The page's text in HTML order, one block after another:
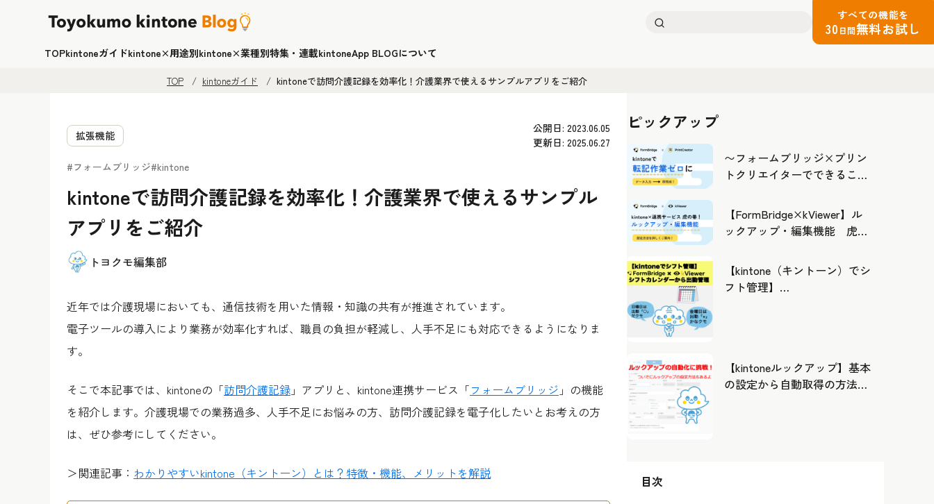
検
すべての機能を
30 日間無料お試し
TOPkintoneガイドkintone×用途別kintone×業種別特集・連載kintoneApp BLOGについて
TOP kintoneガイド kintoneで訪問介護記録を効率化！介護業界で使えるサンプルアプリをご紹介
拡張機能
公開日: 2023.06.05
更新日: 2025.06.27
#フォームブリッジ#kintone
kintoneで訪問介護記録を効率化！介護業界で使えるサンプル
アプリをご紹介
トヨクモ編集部
近年では介護現場においても、通信技術を用いた情報・知識の共有が推進されています。
電子ツールの導入により業務が効率化すれば、職員の負担が軽減し、人手不足にも対応できるようになりま
す。
そこで本記事では、kintoneの「訪問介護記録 」アプリと、kintone連携サービス「フォームブリッジ 」の機能
を紹介します。介護現場での業務過多、人手不足にお悩みの方、訪問介護記録を電子化したいとお考えの方
は、ぜひ参考にしてください。
＞関連記事： わかりやすいkintone（キントーン）とは？特徴・機能、メリットを解説
ピックアップ
〜フォームブリッジ×プリン
トクリエイターでできるこ
よう
【FormBridge×kViewer】ル
ックアップ・編集機能 虎の
【kintone（キントーン）でシ
フト管理】
【kintoneルックアップ】基本
の設定から自動取得の方法ま
目次